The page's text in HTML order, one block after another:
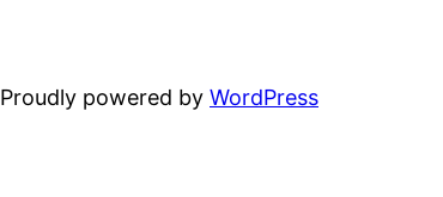
Proudly powered by WordPress